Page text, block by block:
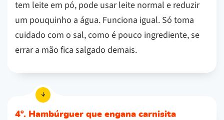
tem leite em pó, pode usar leite normal e reduzir
um pouquinho a água. Funciona igual. Só toma
cuidado com o sal, como é pouco ingrediente, se
errar a mão fica salgado demais.
4º. Hambúrguer que engana carnisita